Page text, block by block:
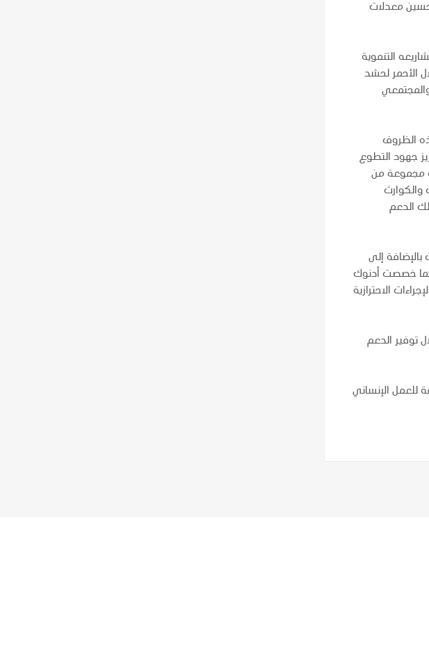
معدلات
التنموية
الأحمر لحشد
والمجتمعي
الظروف
لتعزيز جهود التطوع
قائمة متطوعي أدنوك مجموعة من
والكوارث
الدعم
بالإضافة إلى
كما خصصت أدنوك
الاحترازية
توفير الدعم
المختلفة للعمل الإنساني